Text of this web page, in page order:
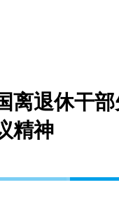
离退休干
精神